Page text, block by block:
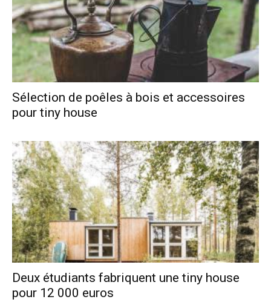
Sélection de poêles à bois et accessoires
pour tiny house
Deux étudiants fabriquent une tiny house
pour 12 000 euros